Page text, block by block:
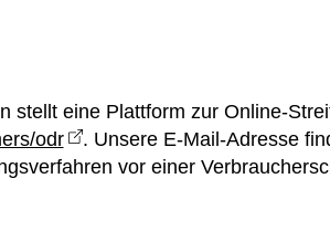
stellt eine Plattform zur Online-
odr
. Unsere E-Mail-Adresse
vor einer